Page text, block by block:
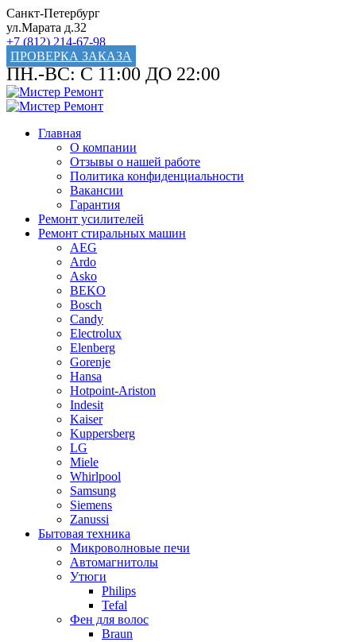
Санкт-Петербург
ул.Марата д.32
+7 (812) 214-67-98
ПРОВЕРКА ЗАКАЗА
ПН.-ВС: С 11:00 ДО 22:00
Главная
О компании
Отзывы о нашей работе
Политика конфиденциальности
Вакансии
Гарантия
Ремонт усилителей
Ремонт стиральных машин
AEG
Ardo
Asko
BEKO
Bosch
Candy
Electrolux
Elenberg
Gorenje
Hansa
Hotpoint-Ariston
Indesit
Kaiser
Kuppersberg
LG
Miele
Whirlpool
Samsung
Siemens
Zanussi
Бытовая техника
Микроволновые печи
Автомагнитолы
Утюги
Philips
Tefal
Фен для волос
Braun